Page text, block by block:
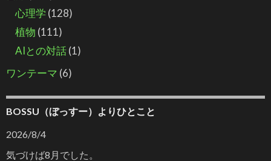
心理学 (128)
植物 (111)
AIとの対話(1)
ワンテーマ (6)
BOSSU（ぼっすー）よりひとこと
2026/8/4
気づけば8月でした。